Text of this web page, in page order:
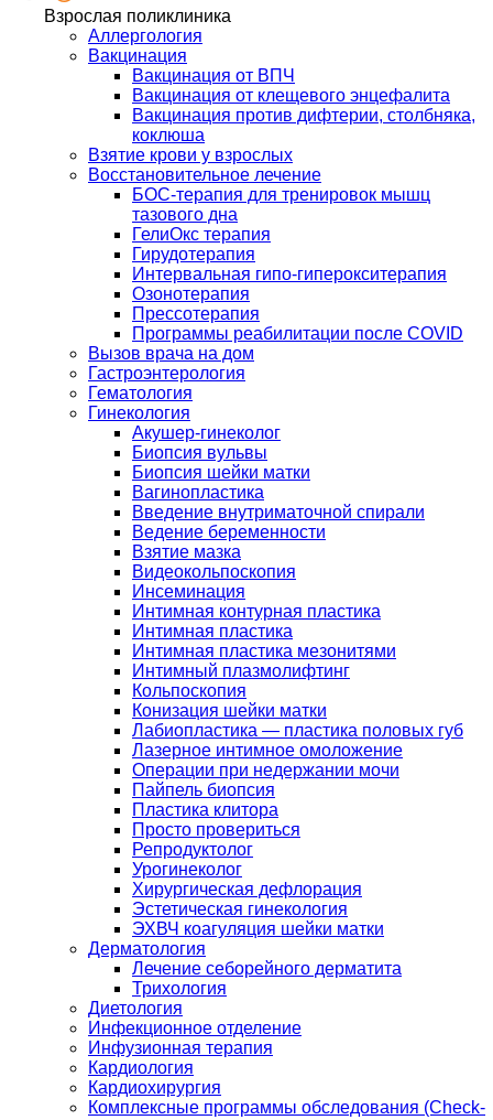
Взрослая поликлиника
Аллергология
Вакцинация
Вакцинация от ВПЧ
Вакцинация от клещевого энцефалита
Вакцинация против дифтерии, столбняка,
коклюша
Взятие крови у взрослых
Восстановительное лечение
БОС-терапия для тренировок мышц
тазового дна
ГелиОкс терапия
Гирудотерапия
Интервальная гипо-гиперокситерапия
Озонотерапия
Прессотерапия
Программы реабилитации после СOVID
Вызов врача на дом
Гастроэнтерология
Гематология
Гинекология
Акушер-гинеколог
Биопсия вульвы
Биопсия шейки матки
Вагинопластика
Введение внутриматочной спирали
Ведение беременности
Взятие мазка
Видеокольпоскопия
Инсеминация
Интимная контурная пластика
Интимная пластика
Интимная пластика мезонитями
Интимный плазмолифтинг
Кольпоскопия
Конизация шейки матки
Лабиопластика — пластика половых губ
Лазерное интимное омоложение
Операции при недержании мочи
Пайпель биопсия
Пластика клитора
Просто провериться
Репродуктолог
Урогинеколог
Хирургическая дефлорация
Эстетическая гинекология
ЭХВЧ коагуляция шейки матки
Дерматология
Лечение себорейного дерматита
Трихология
Диетология
Инфекционное отделение
Инфузионная терапия
Кардиология
Кардиохирургия
Комплексные программы обследования (Check-